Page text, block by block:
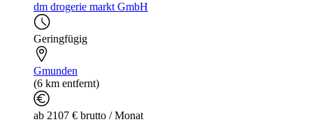
dm drogerie markt GmbH
Geringfügig
Gmunden
(6 km entfernt)
ab 2107 € brutto / Monat